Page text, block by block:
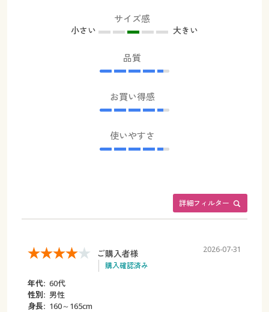
サイズ感
小さい 大きい
品質
お買い得感
使いやすさ
詳細フィルター
ご購入者様
購入確認済み
2026-07-31
年代: 60代
性別: 男性
身長: 160～165cm